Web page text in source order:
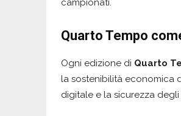
campionati.
Quarto Tempo
Ogni edizione di Quarto
la sostenibilità economica
digitale e la sicurezza degli